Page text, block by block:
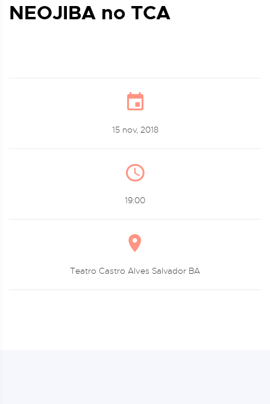
NEOJIBA no TCA
15 nov, 2018
19:00
Teatro Castro Alves Salvador BA